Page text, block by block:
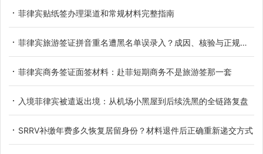
菲律宾贴纸签办理渠道和常规材料完整指南
菲律宾旅游签证拼音重名遭黑名单误录入？成因、核验与正规解决办法
菲律宾商务签证面签材料：赴菲短期商务不是旅游签那一套
入境菲律宾被遣返出境：从机场小黑屋到后续洗黑的全链路复盘
SRRV补缴年费多久恢复居留身份？材料退件后正确重新递交方式